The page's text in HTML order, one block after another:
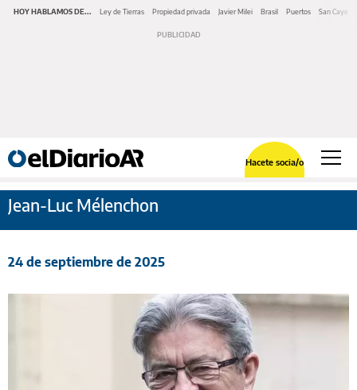
HOY HABLAMOS DE... Ley de Tierras Propiedad privada Javier Milei Brasil Puertos San
Hacete socia/o
Jean-Luc Mélenchon
24 de septiembre de 2025